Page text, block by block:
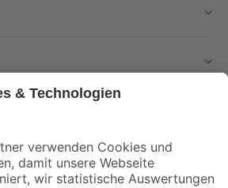
Angebote und Aktionen mehr verpassen!